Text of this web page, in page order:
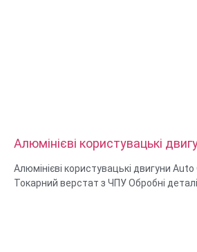
Алюмінієві користувацькі
деталі
Алюмінієві користувацькі двигуни
Токарний верстат з ЧПУ Обробні деталі